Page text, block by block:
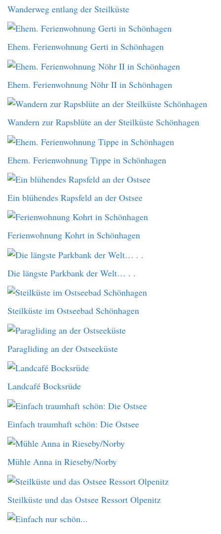
Wanderweg entlang der Steilküste
Ehem. Ferienwohnung Gerti in Schönhagen
Ehem. Ferienwohnung Nöhr II in Schönhagen
Wandern zur Rapsblüte an der Steilküste Schönhagen
Ehem. Ferienwohnung Tippe in Schönhagen
Ein blühendes Rapsfeld an der Ostsee
Ferienwohnung Kohrt in Schönhagen
Die längste Parkbank der Welt… . .
Steilküste im Ostseebad Schönhagen
Paragliding an der Ostseeküste
Landcafé Bocksrüde
Einfach traumhaft schön: Die Ostsee
Mühle Anna in Rieseby/Norby
Steilküste und das Ostsee Ressort Olpenitz